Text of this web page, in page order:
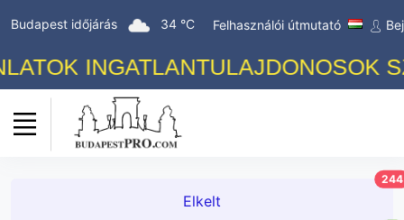
Budapest időjárás 34 °C Felhasználói útmutató
INGATLANTULAJDONOSOK
Elkelt
244